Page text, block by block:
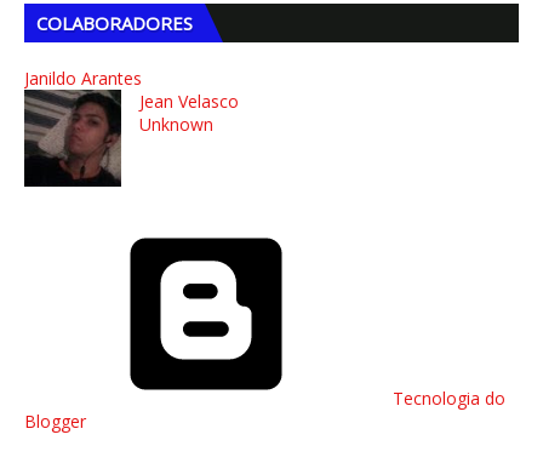
COLABORADORES
Janildo Arantes
Jean Velasco
Unknown
Tecnologia do
Blogger